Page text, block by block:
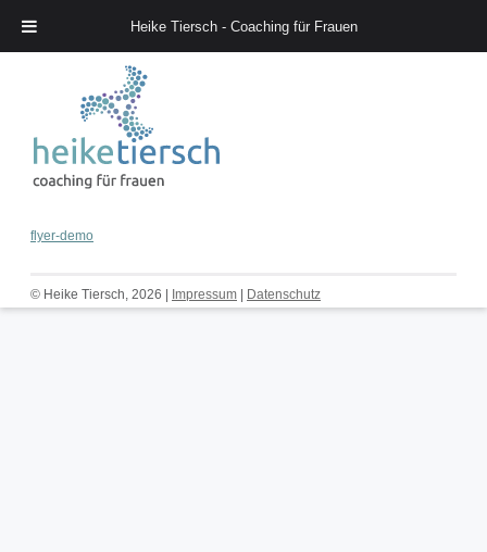
Heike Tiersch – Coaching für Frauen
flyer-demo
© Heike Tiersch, 2026 | Impressum Datenschutz
Heike Tiersch - Coaching für Frauen